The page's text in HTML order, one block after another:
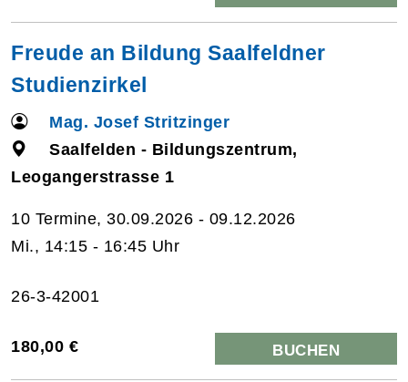
Freude an Bildung Saalfeldner
Studienzirkel
Mag. Josef Stritzinger
Saalfelden - Bildungszentrum,
Leogangerstrasse 1
10 Termine, 30.09.2026 - 09.12.2026
Mi., 14:15 - 16:45 Uhr
26-3-42001
180,00 € BUCHEN